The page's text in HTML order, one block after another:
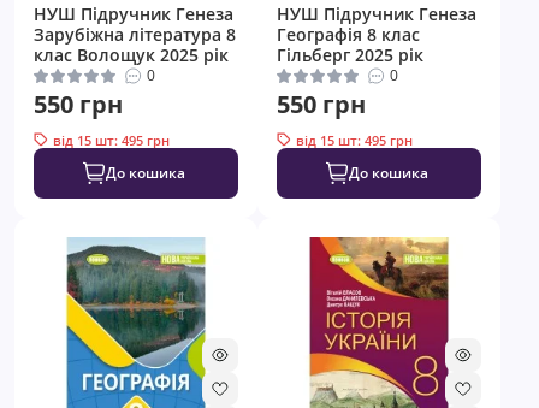
НУШ Підручник Генеза
Зарубіжна література 8
клас Волощук 2025 рік
0
550 грн
від 15 шт: 495 грн
До кошика
НУШ Підручник Генеза
Географія 8 клас
Гільберг 2025 рік
0
550 грн
від 15 шт: 495 грн
До кошика